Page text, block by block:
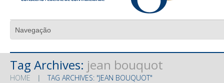
Tag Archives: jean bouquot
HOME TAG ARCHIVES: "JEAN BOUQUOT"